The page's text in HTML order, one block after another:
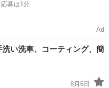
募は1分
Ad
洗い洗車、コーティング、簡
8月6日